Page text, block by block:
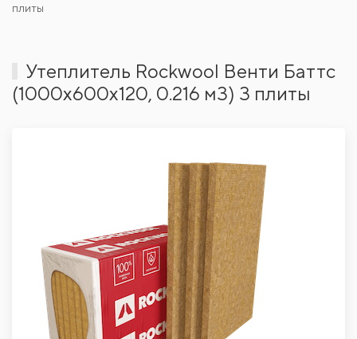
плиты
Утеплитель Rockwool Венти Баттс
(1000x600x120, 0.216 м3) 3 плиты